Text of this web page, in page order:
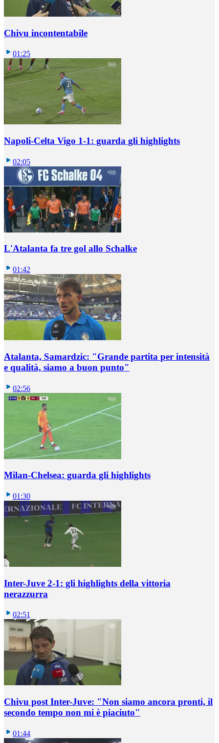
Chivu incontentabile
01:25
Napoli-Celta Vigo 1-1: guarda gli highlights
02:05
L'Atalanta fa tre gol allo Schalke
01:42
Atalanta, Samardzic: "Grande partita per intensità
e qualità, siamo a buon punto"
02:56
Milan-Chelsea: guarda gli highlights
01:30
Inter-Juve 2-1: gli highlights della vittoria
nerazzurra
02:51
Chivu post Inter-Juve: "Non siamo ancora pronti, il
secondo tempo non mi è piaciuto"
01:44